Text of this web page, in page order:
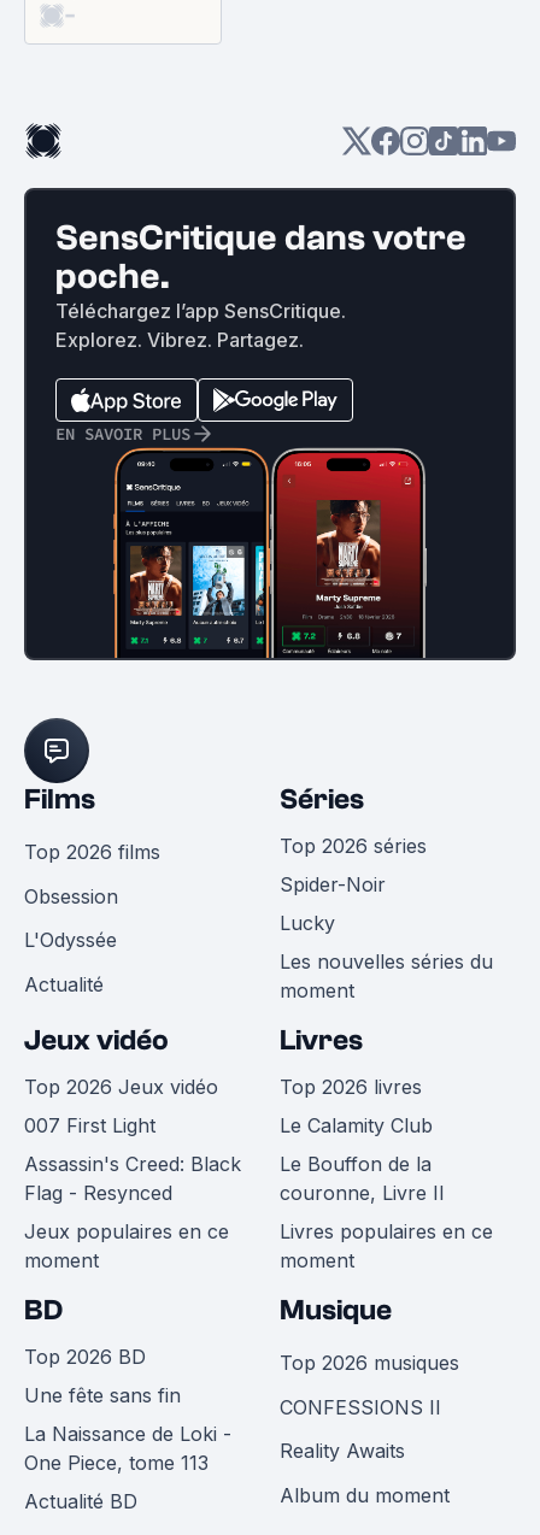
-
SensCritique dans votre
poche.
Téléchargez l’app SensCritique.
Explorez. Vibrez. Partagez.
EN SAVOIR PLUS
Films
Top 2026 films
Obsession
L'Odyssée
Actualité
Séries
Top 2026 séries
Spider-Noir
Lucky
Les nouvelles séries du
moment
Jeux vidéo
Top 2026 Jeux vidéo
007 First Light
Assassin's Creed: Black
Flag - Resynced
Jeux populaires en ce
moment
Livres
Top 2026 livres
Le Calamity Club
Le Bouffon de la
couronne, Livre II
Livres populaires en ce
moment
BD
Top 2026 BD
Une fête sans fin
La Naissance de Loki -
One Piece, tome 113
Actualité BD
Musique
Top 2026 musiques
CONFESSIONS II
Reality Awaits
Album du moment